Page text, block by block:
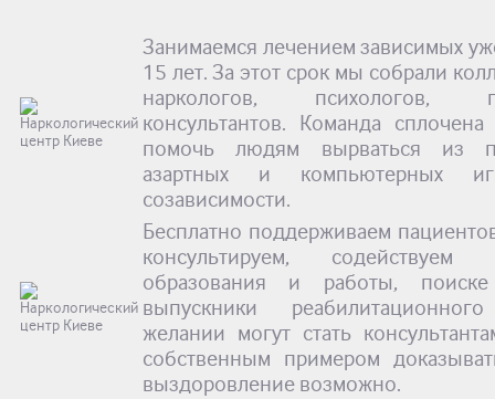
Занимаемся лечением зависимых
15 лет. За этот срок мы собрали
наркологов, психологов,
консультантов. Команда
помочь людям вырваться из
азартных и компьютерных
созависимости.
Бесплатно поддерживаем
консультируем,
образования и работы,
выпускники
желании могут стать
собственным примером
выздоровление возможно.